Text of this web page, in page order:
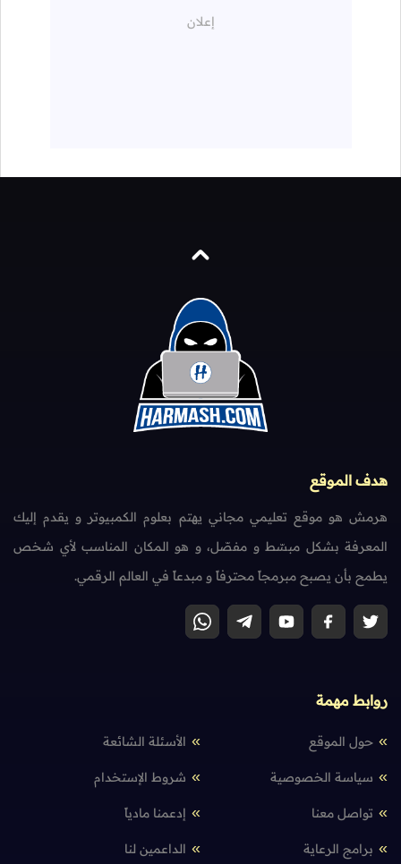
هدف الموقع
هرمش هو موقع تعليمي مجاني يهتم بعلوم الكمبيوتر و يقدم إليك
المعرفة بشكل مبسّط و مفصّل، و هو المكان المناسب لأي شخص
يطمح بأن يصبح مبرمجاً محترفاً و مبدعاً في العالم الرقمي.
روابط مهمة
حول الموقع الأسئلة الشائعة
سياسة الخصوصية شروط الإستخدام
تواصل معنا إدعمنا مادياً
برامج الرعاية الداعمين لنا